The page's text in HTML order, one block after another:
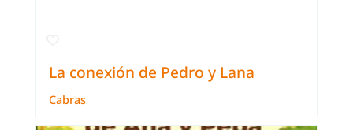
La conexión de Pedro y Lana
Cabras